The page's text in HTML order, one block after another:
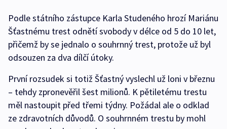
Podle státního zástupce Karla Studeného hrozí Mariánu
Šťastnému trest odnětí svobody v délce od 5 do 10 let,
přičemž by se jednalo o souhrnný trest, protože už byl
odsouzen za dva dílčí útoky.
První rozsudek si totiž Šťastný vyslechl už loni v březnu
– tehdy zpronevěřil šest milionů. K pětiletému trestu
měl nastoupit před třemi týdny. Požádal ale o odklad
ze zdravotních důvodů. O souhrnném trestu by mohl